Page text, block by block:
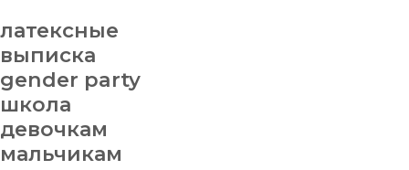
латексные
выписка
gender party
школа
девочкам
мальчикам